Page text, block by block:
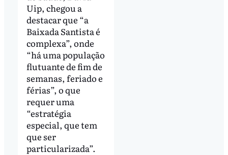
Uip, chegou a
destacar que “a
Baixada Santista é
complexa”, onde
“há uma população
flutuante de fim de
semanas, feriado e
férias”, o que
requer uma
“estratégia
especial, que tem
que ser
particularizada”.